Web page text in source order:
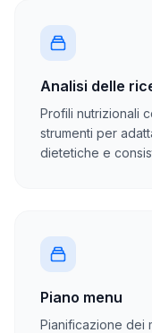
Analisi delle
Profili nutrizionali
strumenti per
dietetiche e
Piano menu
Pianificazione dei